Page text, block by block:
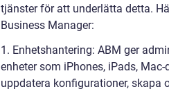
tjänster för att underlätta detta.
Business Manager:
1. Enhetshantering: ABM ger
enheter som iPhones, iPads,
uppdatera konfigurationer, skapa